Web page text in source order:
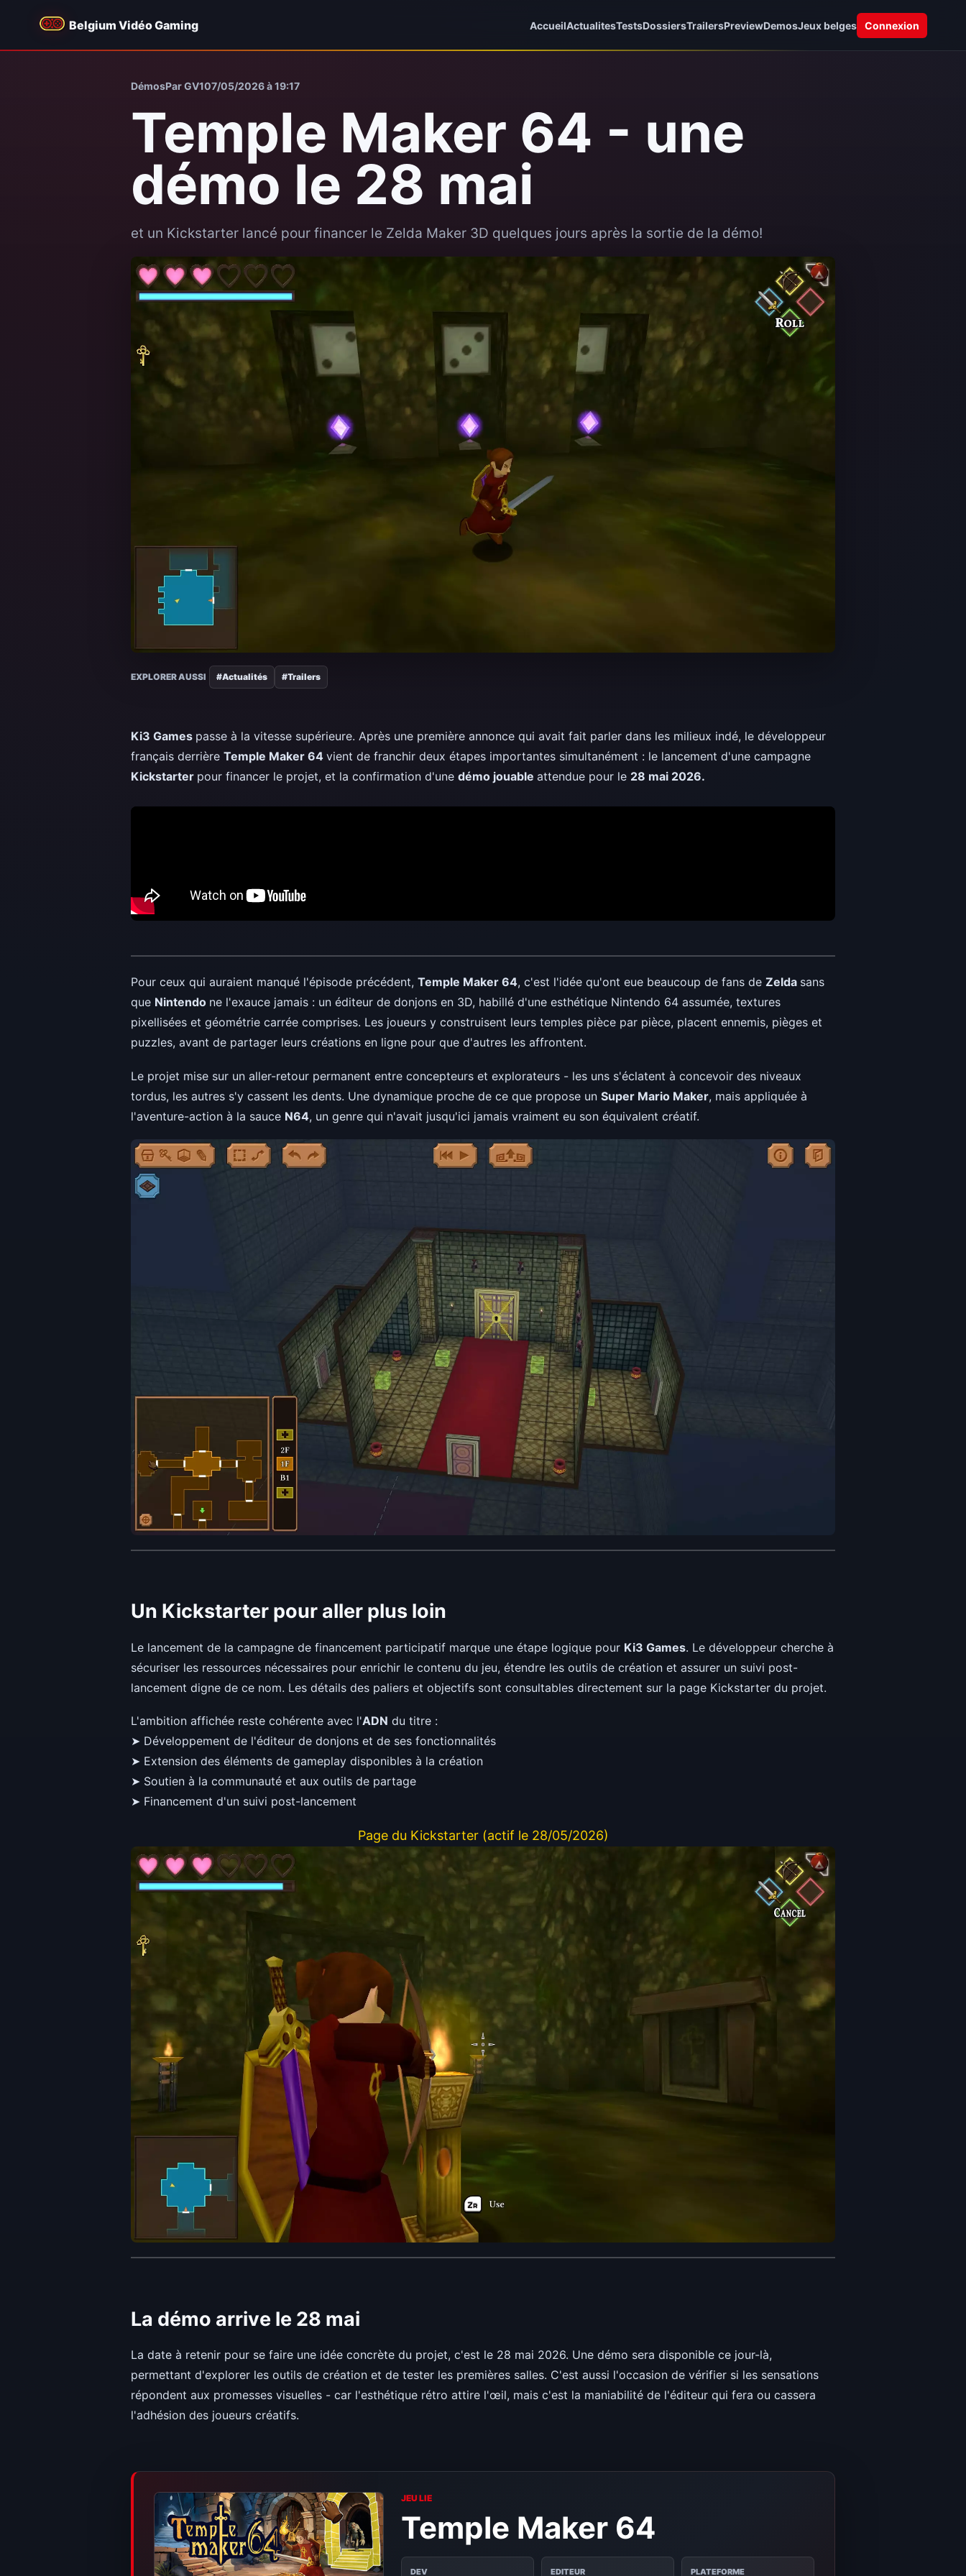
Belgium Vidéo Gaming AccueilActualitesTestsDossiersTrailersPreviewDemosJeux belges Connexion
DémosPar GV107/05/2026 à 19:17
Temple Maker 64 - une
démo le 28 mai
et un Kickstarter lancé pour financer le Zelda Maker 3D quelques jours après la sortie de la démo!
EXPLORER AUSSI #Actualités #Trailers
Ki3 Games passe à la vitesse supérieure. Après une première annonce qui avait fait parler dans les milieux indé, le développeur
français derrièreTemple Maker 64vient de franchir deux étapes importantes simultanément : le lancement d'une campagne
Kickstarter pour financer le projet, et la confirmation d'unedémo jouableattendue pour le 28 mai 2026.
Pour ceux qui auraient manqué l'épisode précédent,Temple Maker 64, c'est l'idée qu'ont eue beaucoup de fans deZelda sans
que Nintendo ne l'exauce jamais : un éditeur de donjons en 3D, habillé d'une esthétique Nintendo 64 assumée, textures
pixellisées et géométrie carrée comprises. Les joueurs y construisent leurs temples pièce par pièce, placent ennemis, pièges et
puzzles, avant de partager leurs créations en ligne pour que d'autres les affrontent.
Le projet mise sur un aller-retour permanent entre concepteurs et explorateurs - les uns s'éclatent à concevoir des niveaux
tordus, les autres s'y cassent les dents. Une dynamique proche de ce que propose unSuper Mario Maker, mais appliquée à
l'aventure-action à la sauce N64, un genre qui n'avait jusqu'ici jamais vraiment eu son équivalent créatif.
Un Kickstarter pour aller plus loin
Le lancement de la campagne de financement participatif marque une étape logique pour Ki3 Games. Le développeur cherche à
sécuriser les ressources nécessaires pour enrichir le contenu du jeu, étendre les outils de création et assurer un suivi post-
lancement digne de ce nom. Les détails des paliers et objectifs sont consultables directement sur la page Kickstarter du projet.
L'ambition affichée reste cohérente avec l'ADN du titre :
➤ Développement de l'éditeur de donjons et de ses fonctionnalités
➤ Extension des éléments de gameplay disponibles à la création
➤ Soutien à la communauté et aux outils de partage
➤ Financement d'un suivi post-lancement
Page du Kickstarter (actif le 28/05/2026)
La démo arrive le 28 mai
La date à retenir pour se faire une idée concrète du projet, c'est le 28 mai 2026. Une démo sera disponible ce jour-là,
permettant d'explorer les outils de création et de tester les premières salles. C'est aussi l'occasion de vérifier si les sensations
répondent aux promesses visuelles - car l'esthétique rétro attire l'œil, mais c'est la maniabilité de l'éditeur qui fera ou cassera
l'adhésion des joueurs créatifs.
JEU LIE
Temple Maker 64
DEV EDITEUR PLATEFORME